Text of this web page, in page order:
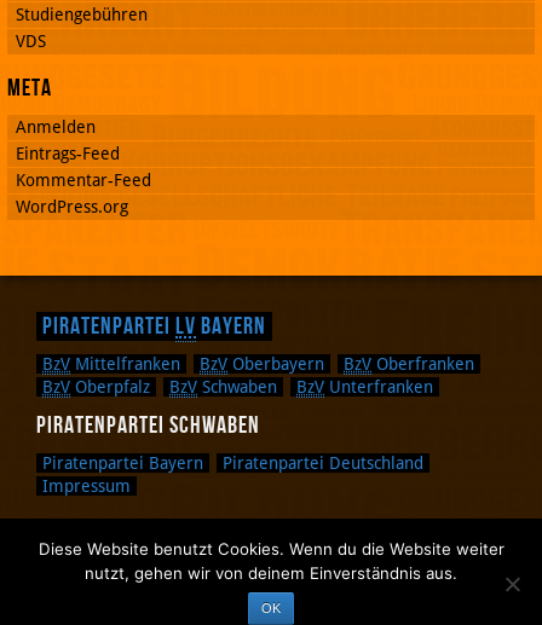
Studiengebühren
VDS
Meta
Anmelden
Eintrags-Feed
Kommentar-Feed
WordPress.org
Piratenpartei LV Bayern
BzV Mittelfranken BzV Oberbayern BzV Oberfranken
BzV Oberpfalz BzV Schwaben BzV Unterfranken
Piratenpartei Schwaben
Piratenpartei Bayern
Piratenpartei Deutschland
Impressum
Zurück nach oben.
Zurück zum Anfang des Textes.
Zurück zur Sucheingabe.
Diese Website benutzt Cookies. Wenn du die Website weiter
nutzt, gehen wir von deinem Einverständnis aus.
OK